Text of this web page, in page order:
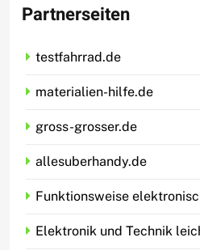
Partnerseiten
testfahrrad.de
materialien-hilfe.de
gross-grosser.de
allesuberhandy.de
Funktionsweise
Elektronik und Technik